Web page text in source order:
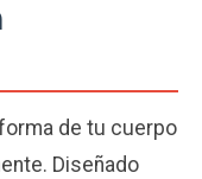
de tu cuerpo
Diseñado